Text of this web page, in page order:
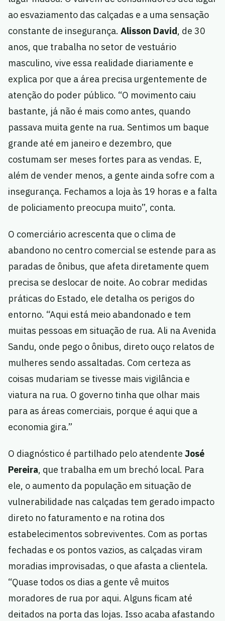
ao esvaziamento das calçadas e a uma sensação
constante de insegurança. Alisson David, de 30
anos, que trabalha no setor de vestuário
masculino, vive essa realidade diariamente e
explica por que a área precisa urgentemente de
atenção do poder público. “O movimento caiu
bastante, já não é mais como antes, quando
passava muita gente na rua. Sentimos um baque
grande até em janeiro e dezembro, que
costumam ser meses fortes para as vendas. E,
além de vender menos, a gente ainda sofre com a
insegurança. Fechamos a loja às 19 horas e a falta
de policiamento preocupa muito”, conta.
O comerciário acrescenta que o clima de
abandono no centro comercial se estende para as
paradas de ônibus, que afeta diretamente quem
precisa se deslocar de noite. Ao cobrar medidas
práticas do Estado, ele detalha os perigos do
entorno. “Aqui está meio abandonado e tem
muitas pessoas em situação de rua. Ali na Avenida
Sandu, onde pego o ônibus, direto ouço relatos de
mulheres sendo assaltadas. Com certeza as
coisas mudariam se tivesse mais vigilância e
viatura na rua. O governo tinha que olhar mais
para as áreas comerciais, porque é aqui que a
economia gira.”
O diagnóstico é partilhado pelo atendente José
Pereira, que trabalha em um brechó local. Para
ele, o aumento da população em situação de
vulnerabilidade nas calçadas tem gerado impacto
direto no faturamento e na rotina dos
estabelecimentos sobreviventes. Com as portas
fechadas e os pontos vazios, as calçadas viram
moradias improvisadas, o que afasta a clientela.
“Quase todos os dias a gente vê muitos
moradores de rua por aqui. Alguns ficam até
deitados na porta das lojas. Isso acaba afastando